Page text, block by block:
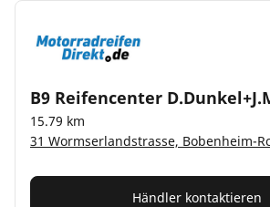
B9 Reifencenter
15.79 km
31 Wormserlandstrasse, Bobenheim-
Händler kontaktieren